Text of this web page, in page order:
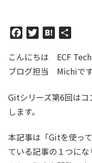
c
e
o
o
k
i
t
e
t
e
a
こんにちは ECF Tech
ブログ担当 Michiです
Gitシリーズ第6回はコ
します。
本記事は「Gitを使っ
ている記事の１つに